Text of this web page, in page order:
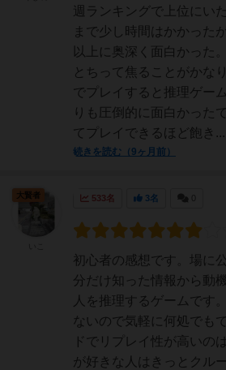
週ランキングで上位にい
まで少し時間はかかった
以上に奥深く面白かった
とちって焦ることがかな
でプレイすると推理ゲー
りも圧倒的に面白かった
てプレイできるほど飽き...
続きを読む（9ヶ月前）
533名 3名
初心者の感想です。場に
分だけ知った情報から動
人を推理するゲームです
ないので気軽に何処でも
ドでリプレイ性が高いの
が好きな人はきっとクル
大賢者